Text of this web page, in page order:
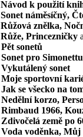
Návod k použití
Sonet náměsíčný,
Růžová znělka,
Růže, Princezničky
Pět sonetů
Sonet pro
Vykutálený sonet
Moje sportovní
Jak se všecko na
Nedělní korzo,
Rimbaud 1966,
Zdivočelá země po
Voda voděnka,